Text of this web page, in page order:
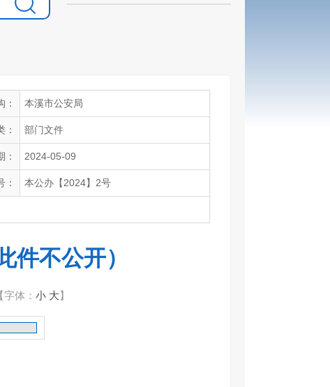
： 本溪市公安局
： 部门文件
： 2024-05-09
： 本公办【2024】2号
件不公开）
【字体： 小 大】